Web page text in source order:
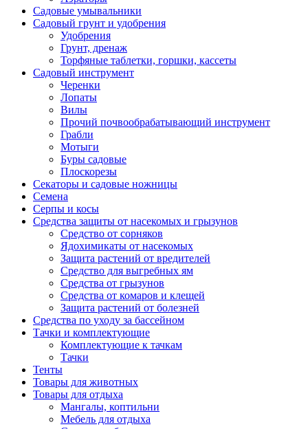
Садовые умывальники
Садовый грунт и удобрения
Удобрения
Грунт, дренаж
Торфяные таблетки, горшки, кассеты
Садовый инструмент
Черенки
Лопаты
Вилы
Прочий почвообрабатывающий инструмент
Грабли
Мотыги
Буры садовые
Плоскорезы
Секаторы и садовые ножницы
Семена
Серпы и косы
Средства защиты от насекомых и грызунов
Средство от сорняков
Ядохимикаты от насекомых
Защита растений от вредителей
Средство для выгребных ям
Средства от грызунов
Средства от комаров и клещей
Защита растений от болезней
Средства по уходу за бассейном
Тачки и комплектующие
Комплектующие к тачкам
Тачки
Тенты
Товары для животных
Товары для отдыха
Мангалы, коптильни
Мебель для отдыха